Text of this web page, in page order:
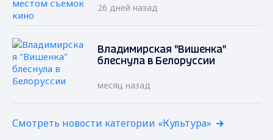
26 дней назад
Владимирская "Вишенка"
блеснула в Белоруссии
месяц назад
Смотреть новости категории «Культура»